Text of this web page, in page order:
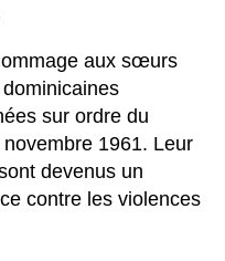
aux sœurs
sur ordre du
1961. Leur
devenus un
contre les violences